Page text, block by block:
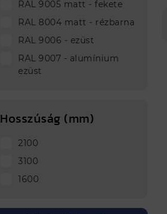
RAL 9005 matt - fekete
RAL 8004 matt - rézbarna
RAL 9006 - ezüst
RAL 9007 - alumínium
ezüst
Hosszúság (mm)
2100
3100
1600